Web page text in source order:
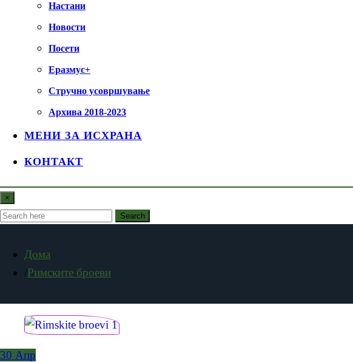
Настани
Новости
Посети
Еразмус+
Стручно усовршување
Архива 2018-2023
МЕНИ ЗА ИСХРАНА
КОНТАКТ
×
Search
Дома
Римските броеви
30 Апр